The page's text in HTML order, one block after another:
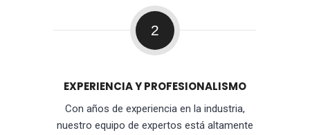
2
EXPERIENCIA Y PROFESIONALISMO
Con años de experiencia en la industria,
nuestro equipo de expertos está altamente